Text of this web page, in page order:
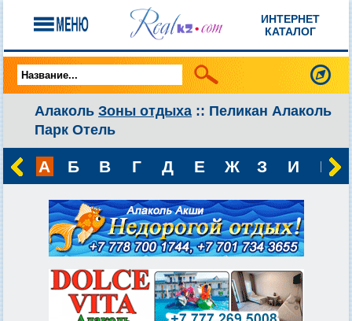
ИНТЕРНЕТ
КАТАЛОГ
Алаколь Зоны отдыха :: Пеликан Алаколь
Парк Отель
А Б В Г Д Е Ж З И К